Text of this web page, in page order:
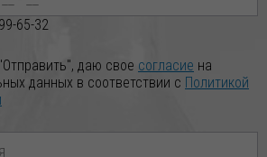
Дорогие Друзья! Реализуем ЦИНК
заказ
29.01.2026
ВОСКА ПЧЕЛИННОГО по отличной
Дорогие Друзья! Реализуем ВОСК
заказ
65-32
даю свое согласие на
данных в соответствии с Политикой